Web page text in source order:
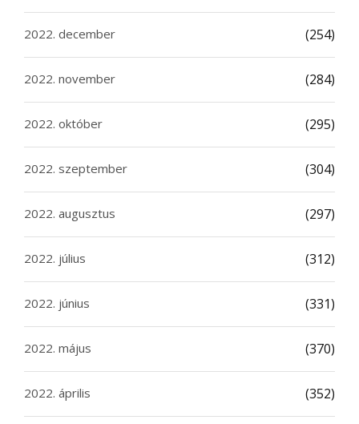
2022. december (254)
2022. november (284)
2022. október (295)
2022. szeptember (304)
2022. augusztus (297)
2022. július (312)
2022. június (331)
2022. május (370)
2022. április (352)